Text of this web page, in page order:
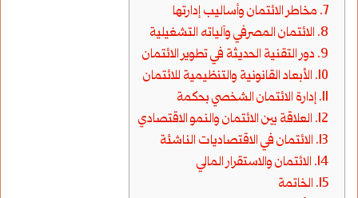
مخاطر الائتمان وأساليب إدارتها
الائتمان المصرفي وآلياته التشغيلية
دور التقنية الحديثة في تطوير الائتمان
الأبعاد القانونية والتنظيمية للائتمان
إدارة الائتمان الشخصي بحكمة
العلاقة بين الائتمان والنمو الاقتصادي
الائتمان في الاقتصاديات الناشئة
الائتمان والاستقرار المالي
الخاتمة